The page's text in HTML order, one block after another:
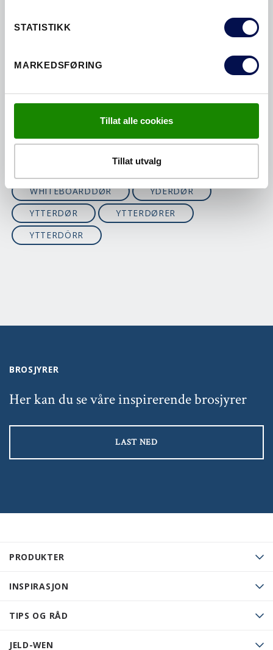
STATISTIKK
MARKEDSFØRING
Tillat alle cookies
Tillat utvalg
SKYVEDØRER
SPORBARE YTTERDØRER
SUPERIOR COLLECTION
TAVLEDØR
TERSKEL
TREDØRER
U-VERDI
VRIDER
WHITEBOARDDØR
YDERDØR
YTTERDØR
YTTERDØRER
YTTERDÖRR
PRODUKTER
INSPIRASJON
TIPS OG RÅD
JELD-WEN
BROSJYRER
Her kan du se våre inspirerende brosjyrer
LAST NED